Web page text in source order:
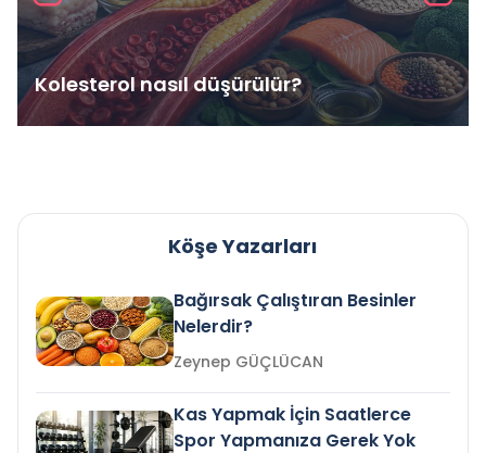
Kolesterol nasıl düşürülür?
Köşe Yazarları
Bağırsak Çalıştıran Besinler
Nelerdir?
Zeynep GÜÇLÜCAN
Kas Yapmak İçin Saatlerce
Spor Yapmanıza Gerek Yok